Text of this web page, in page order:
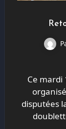
Ce mardi
disputées